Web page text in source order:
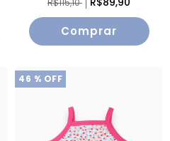
Comprar
46 % OFF